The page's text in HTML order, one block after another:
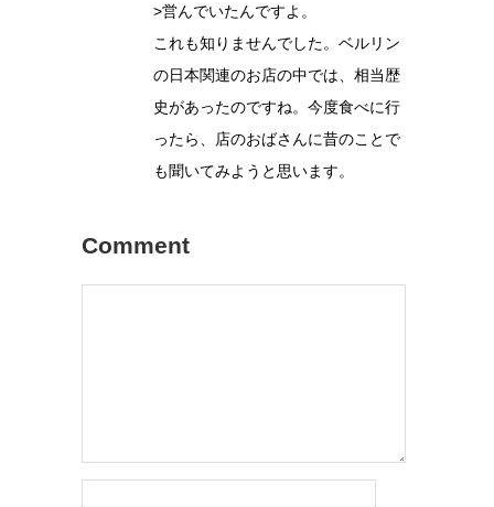
>営んでいたんですよ。
これも知りませんでした。ベルリン
の日本関連のお店の中では、相当歴
史があったのですね。今度食べに行
ったら、店のおばさんに昔のことで
も聞いてみようと思います。
Comment